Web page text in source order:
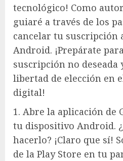
tecnológico! Como
guiaré a través de los
cancelar tu suscripción
Android. ¡Prepárate
suscripción no
libertad de elección en
digital!
1. Abre la aplicación de
tu dispositivo Android.
hacerlo? ¡Claro que sí!
de la Play Store en tu